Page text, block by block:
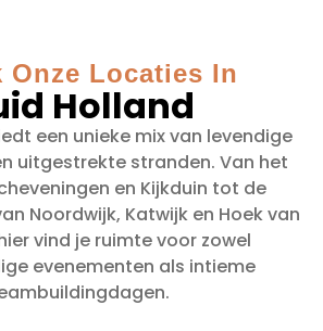
Onze Locaties In
Holland
een unieke mix van levendige
uitgestrekte stranden. Van het
en Kijkduin tot de
Noordwijk, Katwijk en Hoek van
vind je ruimte voor zowel
evenementen als intieme